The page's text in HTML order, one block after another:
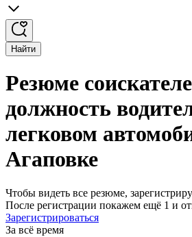
Найти
Резюме
должность
легковом
Агаповке
Чтобы видеть все резюме,
После регистрации покажем ещё 1 и
Зарегистрироваться
За всё время